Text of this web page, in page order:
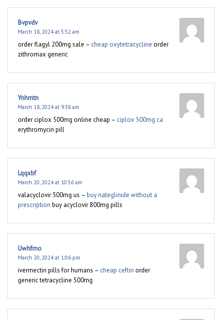
Bvpvdv
March 18, 2024 at 5:52 am
order flagyl 200mg sale – cheap oxytetracycline order
zithromax generic
Ynhmtn
March 18, 2024 at 9:38 am
order ciplox 500mg online cheap – ciplox 500mg ca
erythromycin pill
Lqqxbf
March 20, 2024 at 10:56 am
valacyclovir 500mg us – buy nateglinide without a
prescription buy acyclovir 800mg pills
Uwhfmo
March 20, 2024 at 1:06 pm
ivermectin pills for humans – cheap ceftin order
generic tetracycline 500mg